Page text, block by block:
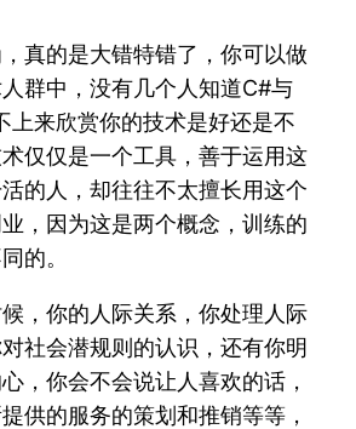
真的是大错特错了，你可以做
群中，没有几个人知道C#与
上来欣赏你的技术是好还是不
仅仅是一个工具，善于运用这
的人，却往往不太擅长用这个
，因为这是两个概念，训练的
的。
，你的人际关系，你处理人际
社会潜规则的认识，还有你明
，你会不会说让人喜欢的话，
供的服务的策划和推销等等，